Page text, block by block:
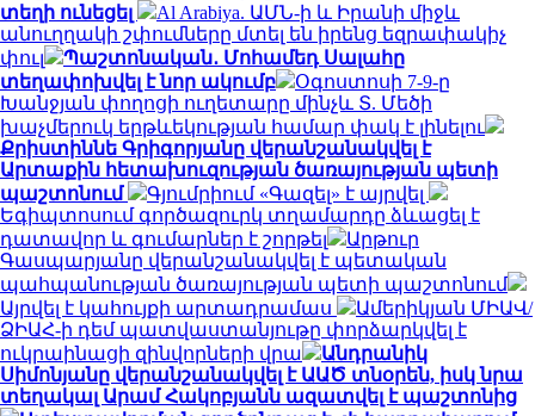
տեղի ունեցել
Al Arabiya. ԱՄՆ-ի և Իրանի միջև
անուղղակի շփումները մտել են իրենց եզրափակիչ
փուլ
Պաշտոնական․ Մոհամեդ Սալահը
տեղափոխվել է նոր ակումբ
Օգոստոսի 7-9-ը
Խանջյան փողոցի ուղետարը մինչև Տ. Մեծի
խաչմերուկ երթևեկության համար փակ է լինելու
Քրիստիննե Գրիգորյանը վերանշանակվել է
Արտաքին հետախուզության ծառայության պետի
պաշտոնում
Գյումրիում «Գազել» է այրվել
Եգիպտոսում գործազուրկ տղամարդը ձևացել է
դատավոր և գումարներ է շորթել
Արթուր
Գասպարյանը վերանշանակվել է պետական
պահպանության ծառայության պետի պաշտոնում
Այրվել է կահույքի արտադրամաս
Ամերիկյան ՄԻԱՎ/
ՁԻԱՀ-ի դեմ պատվաստանյութը փորձարկվել է
ուկրաինացի զինվորների վրա
Անդրանիկ
Սիմոնյանը վերանշանակվել է ԱԱԾ տնօրեն, իսկ նրա
տեղակալ Արամ Հակոբյանն ազատվել է պաշտոնից